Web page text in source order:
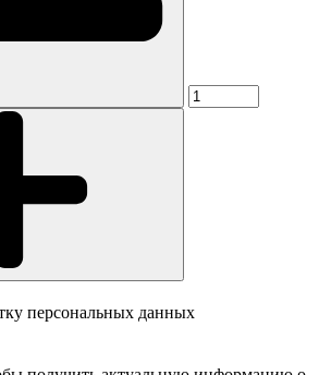
персональных данных